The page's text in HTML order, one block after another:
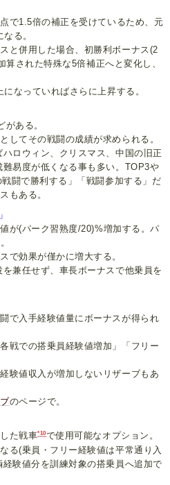
で1.5倍の補正を受けているため、元
る。
と併用した場合、初勝利ボーナス(2
された特殊な5倍補正へと変化し、
なっていればさらに上昇する。
がある。
してその戦闘の成績が求められる。
ロウィン、クリスマス、中国の旧正
難易度が低くなる事も多い。TOP3や
闘で勝利する」「戦闘参加する」だ
もある。
」
が(パーク習熟度/20)%増加する。パ
で効果が僅かに増大する。
兼任せず、車長ボーナスで他乗員を
で入手経験値量にボーナスが得られ
戦での搭乗員経験値増加」「フリー
験値収入が増加しないリザーブもあ
のページで。
た戦車*10で使用可能なオプション。
る(乗員・フリー経験値は平常通り入
験値分を訓練対象の搭乗員へ追加で